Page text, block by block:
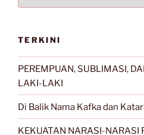
TERKINI
PEREMPUAN, SUBLIMASI,
LAKI-LAKI
Di Balik Nama Kafka dan
KEKUATAN NARASI-NARASI